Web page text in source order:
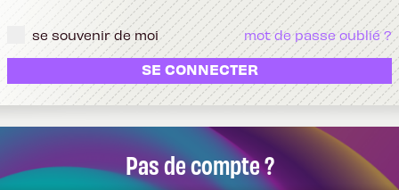
Pas de compte ?
se souvenir de moi mot de passe oublié ?
SE CONNECTER